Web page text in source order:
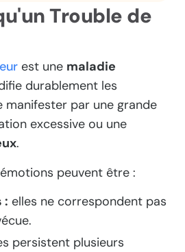
Trouble de
est une maladie
durablement les
manifester par une grande
excessive ou une
.
peuvent être :
: elles ne correspondent pas
persistent plusieurs